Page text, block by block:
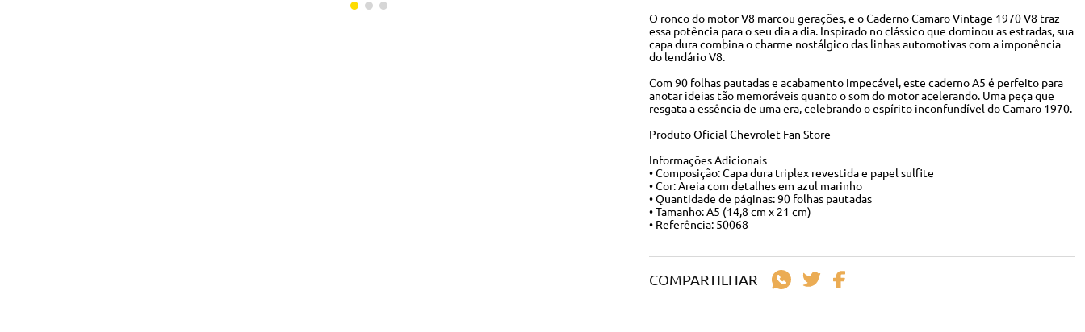
O ronco do motor V8 marcou gerações, e o Caderno Camaro Vintage 1970 V8 traz
essa potência para o seu dia a dia. Inspirado no clássico que dominou as estradas, sua
capa dura combina o charme nostálgico das linhas automotivas com a imponência
do lendário V8.
Com 90 folhas pautadas e acabamento impecável, este caderno A5 é perfeito para
anotar ideias tão memoráveis quanto o som do motor acelerando. Uma peça que
resgata a essência de uma era, celebrando o espírito inconfundível do Camaro 1970.
Produto Oficial Chevrolet Fan Store
Informações Adicionais
• Composição: Capa dura triplex revestida e papel sulfite
• Cor: Areia com detalhes em azul marinho
• Quantidade de páginas: 90 folhas pautadas
• Tamanho: A5 (14,8 cm x 21 cm)
• Referência: 50068
COMPARTILHAR